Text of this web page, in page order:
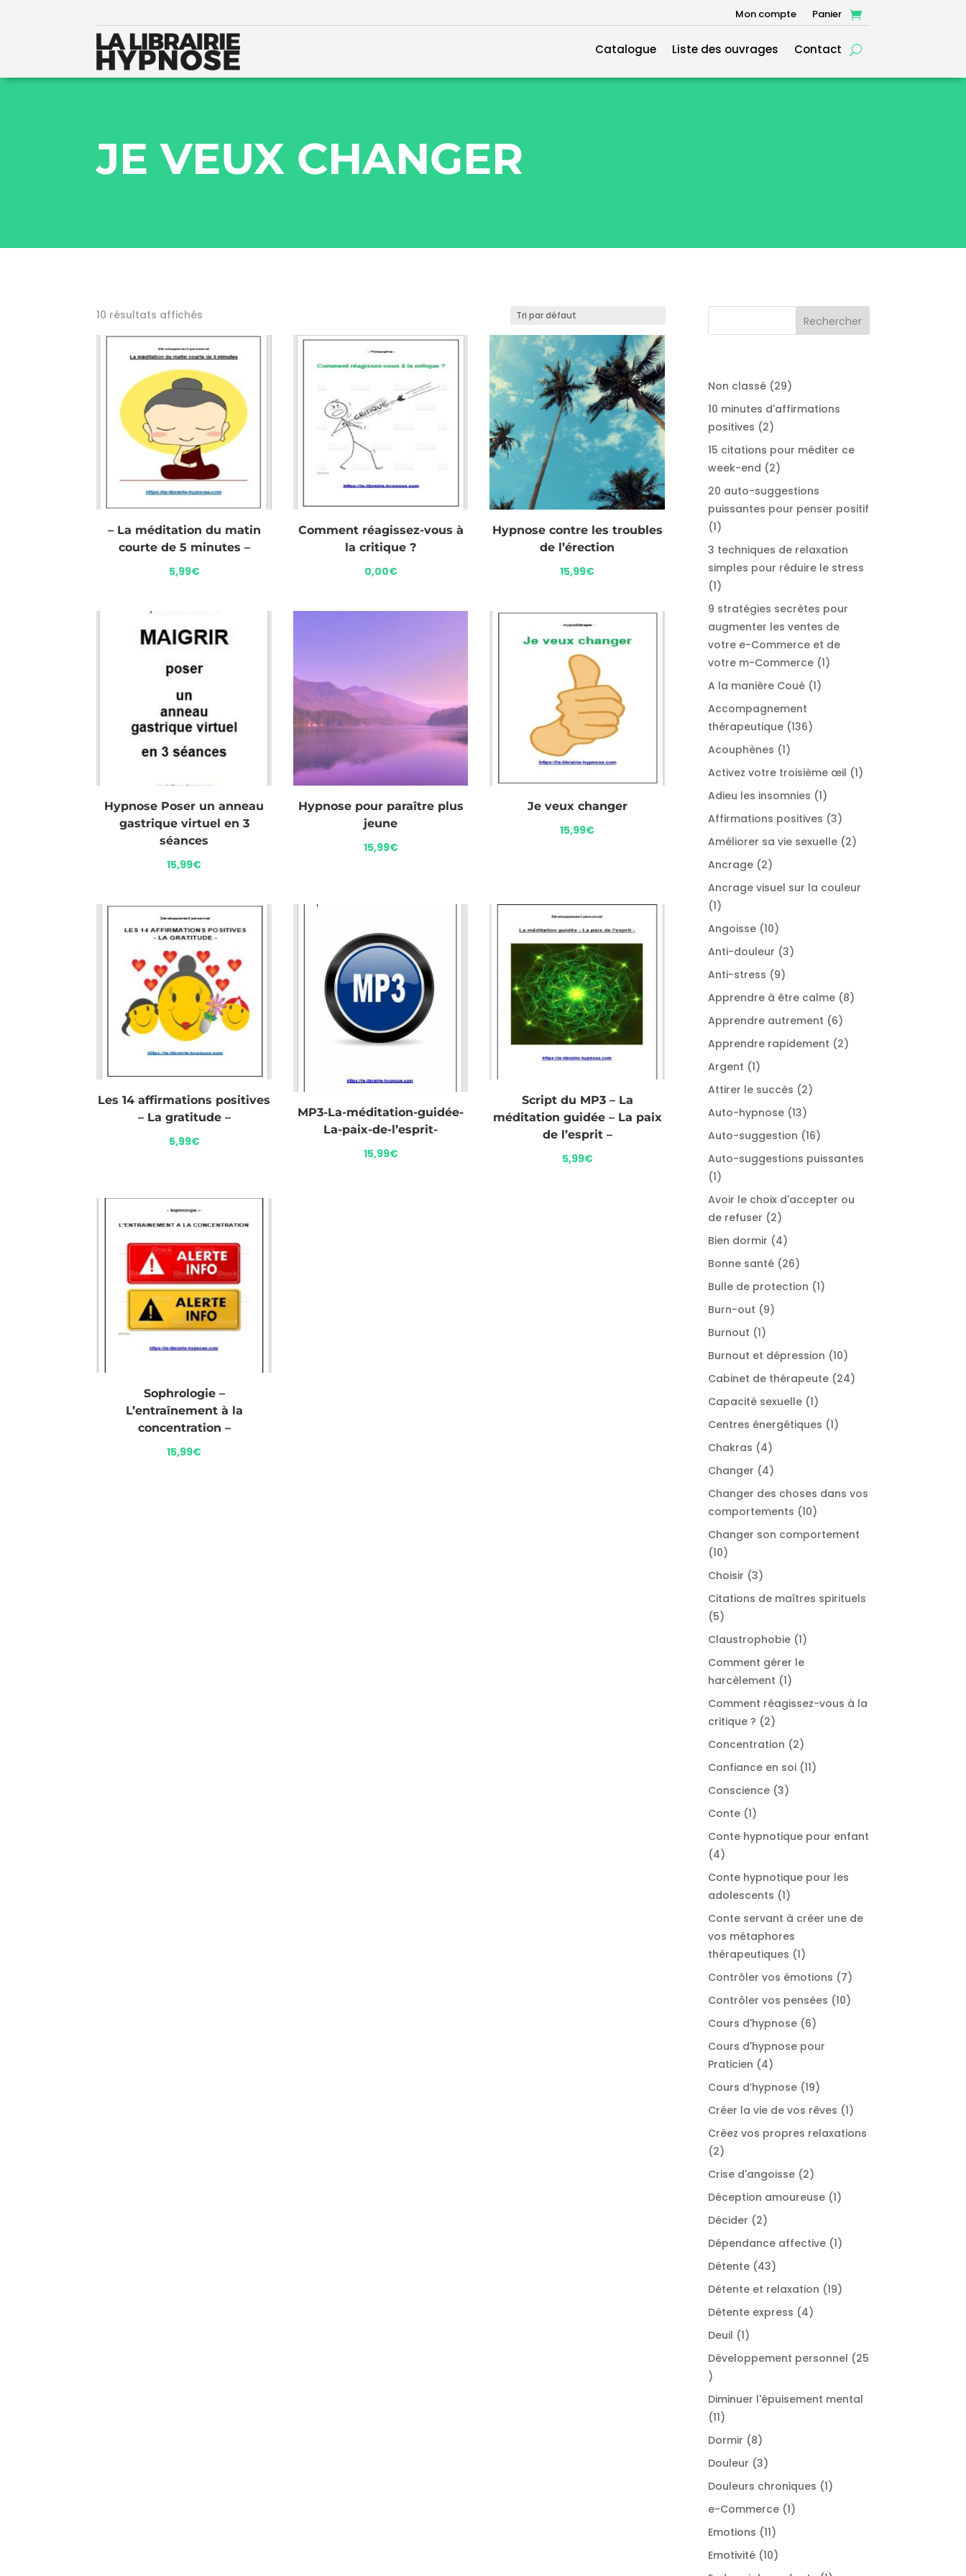
Mon compte Panier
Catalogue Liste des ouvrages Contact
JE VEUX CHANGER
10 résultats affichés
– La méditation du matin
courte de 5 minutes –
5,99€
Comment réagissez-vous à
la critique ?
0,00€
Hypnose contre les troubles
de l’érection
15,99€
Hypnose Poser un anneau
gastrique virtuel en 3
séances
15,99€
Hypnose pour paraître plus
jeune
15,99€
Je veux changer
15,99€
Les 14 affirmations positives
– La gratitude –
5,99€
MP3-La-méditation-guidée-
La-paix-de-l’esprit-
15,99€
Script du MP3 – La
méditation guidée – La paix
de l’esprit –
5,99€
Sophrologie –
L’entraînement à la
concentration –
15,99€
Non classé 2929
produits
10 minutes d'affirmations
positives
22
produits
15 citations pour méditer ce
week-end
22
produits
20 auto-suggestions
puissantes pour penser positif
11
produit
3 techniques de relaxation
simples pour réduire le stress
11
produit
9 stratégies secrètes pour
augmenter les ventes de
votre e-Commerce et de
votre m-Commerce 11
A la manière Coué 11
Accompagnement
thérapeutique 136136
Acouphènes 11
produit
Activez votre troisième œil 11
Adieu les insomnies 11
produit
Affirmations positives 33
produits
Améliorer sa vie sexuelle 22
Ancrage 22
produits
Ancrage visuel sur la couleur
11
produit
Angoisse 1010
produits
Anti-douleur 33
Anti-stress 99
produits
Apprendre à être calme 88
Apprendre autrement 66
produits
Apprendre rapidement 22
Argent 11
produit
Attirer le succès 22
Auto-hypnose 1313
produits
Auto-suggestion 1616
produits
Auto-suggestions puissantes
11
produit
Avoir le choix d'accepter ou
de refuser
22
produits
Bien dormir 44
produits
Bonne santé 2626
produits
Bulle de protection 11
Burn-out 99
Burnout 11
produit
Burnout et dépression 1010
produits
Cabinet de thérapeute 2424
Capacité sexuelle 11
produit
Centres énergétiques 11
Chakras 44
produits
Changer 44
produits
Changer des choses dans vos
comportements
1010
produits
Changer son comportement
1010
produits
Choisir 33
produits
Citations de maîtres spirituels
55
produits
Claustrophobie 11
Comment gérer le
harcèlement
11
produit
Comment réagissez-vous à la
critique ?
22
produits
Concentration 22
produits
Confiance en soi 1111
Conscience 33
Conte 11
produit
Conte hypnotique pour enfant
44
produits
Conte hypnotique pour les
adolescents
11
produit
Conte servant à créer une de
vos métaphores
thérapeutiques
11
produit
Contrôler vos émotions 77
produits
Contrôler vos pensées 1010
Cours d'hypnose 66
Cours d'hypnose pour
Praticien
44
produits
Cours d’hypnose 1919
produits
Créer la vie de vos rêves 11
Créez vos propres relaxations
22
produits
Crise d'angoisse 22
produits
Déception amoureuse 11
Décider 22
produits
Dépendance affective 11
Détente 4343
produits
Détente et relaxation 1919
Détente express 44
Deuil 11
Développement personnel
25
25
produits
Diminuer l'épuisement mental
1111
produits
Dormir 88
produits
Douleur 33
produits
Douleurs chroniques 11
e-Commerce 11
Emotions 1111
produits
Emotivité 1010
produits